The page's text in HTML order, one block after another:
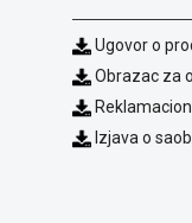
Ugovor o
Obrazac za
Izjava o